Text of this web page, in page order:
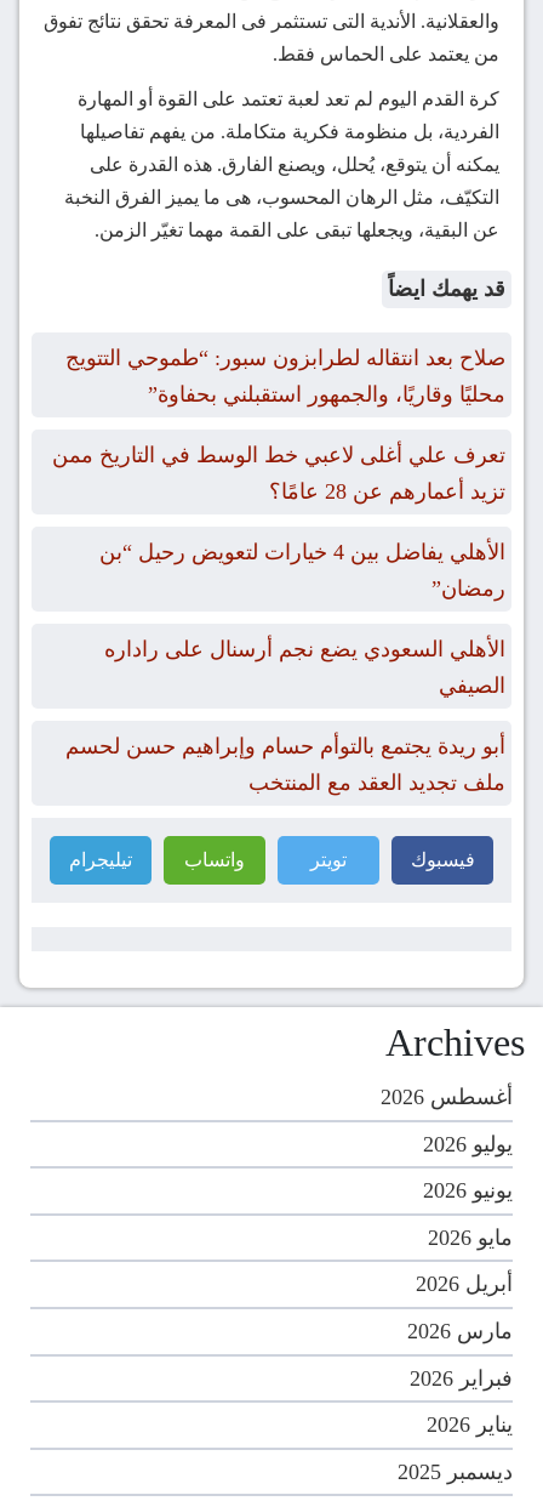
والعقلانية. الأندية التى تستثمر فى المعرفة تحقق نتائج تفوق
من يعتمد على الحماس فقط.
كرة القدم اليوم لم تعد لعبة تعتمد على القوة أو المهارة
الفردية، بل منظومة فكرية متكاملة. من يفهم تفاصيلها
يمكنه أن يتوقع، يُحلل، ويصنع الفارق. هذه القدرة على
التكيّف، مثل الرهان المحسوب، هى ما يميز الفرق النخبة
عن البقية، ويجعلها تبقى على القمة مهما تغيّر الزمن.
قد يهمك ايضاً
صلاح بعد انتقاله لطرابزون سبور: “طموحي التتويج
محليًا وقاريًا، والجمهور استقبلني بحفاوة”
تعرف علي أغلى لاعبي خط الوسط في التاريخ ممن
تزيد أعمارهم عن 28 عامًا؟
الأهلي يفاضل بين 4 خيارات لتعويض رحيل “بن
رمضان”
الأهلي السعودي يضع نجم أرسنال على راداره
الصيفي
أبو ريدة يجتمع بالتوأم حسام وإبراهيم حسن لحسم
ملف تجديد العقد مع المنتخب
فيسبوك تويتر واتساب تيليجرام
Archives
أغسطس 2026
يوليو 2026
يونيو 2026
مايو 2026
أبريل 2026
مارس 2026
فبراير 2026
يناير 2026
ديسمبر 2025